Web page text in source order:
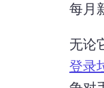
每月
无论
登录